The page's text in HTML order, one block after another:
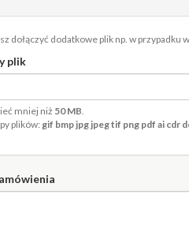
dołączyć dodatkowe plik np. w przypadku
plik
mniej niż 50 MB.
plików:gif bmp jpg jpeg tif png pdf ai cdr